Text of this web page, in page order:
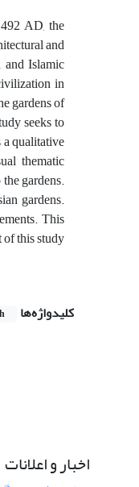
AD, the
and
Islamic
in
gardens of
seeks to
qualitative
thematic
gardens.
gardens.
This
this study
کلیدواژه‌ها
اخبار و اعلانات